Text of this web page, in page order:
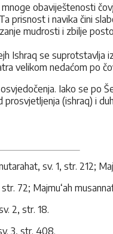
obaviještenosti
prisnost i navika čini
mudrosti i zbilje
Ishraq se suprotstavlja
velikom nedaćom po
Iako se po
(ishraq) i
sv. 1, str. 212;
72; Majmu‘ah
2, str. 18.
3, str. 408.